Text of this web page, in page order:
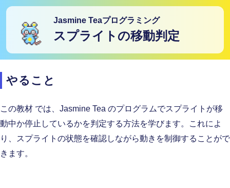
Jasmine Teaプログラミング
スプライトの移動判定
やること
この教材 では、Jasmine Tea のプログラムでスプライトが移
動中か停止しているかを判定する方法を学びます。これによ
り、スプライトの状態を確認しながら動きを制御することがで
きます。